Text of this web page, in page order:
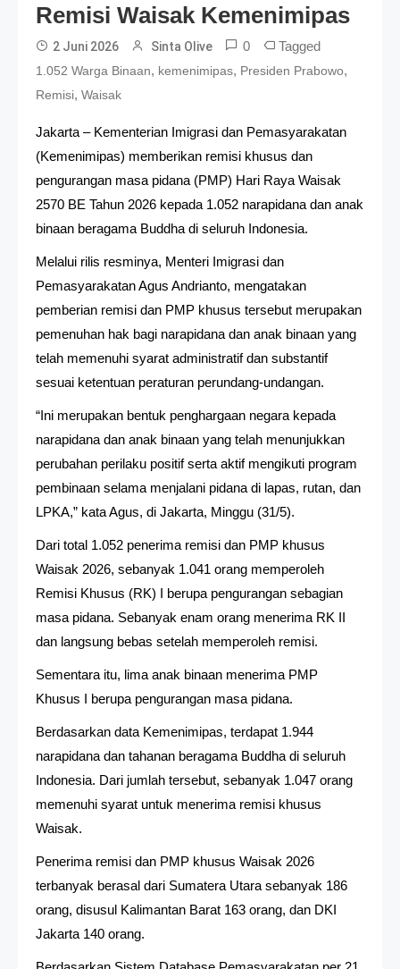
Remisi Waisak Kemenimipas
2 Juni 2026 Sinta Olive 0 Tagged
1.052 Warga Binaan, kemenimipas, Presiden Prabowo,
Remisi, Waisak
Jakarta – Kementerian Imigrasi dan Pemasyarakatan
(Kemenimipas) memberikan remisi khusus dan
pengurangan masa pidana (PMP) Hari Raya Waisak
2570 BE Tahun 2026 kepada 1.052 narapidana dan anak
binaan beragama Buddha di seluruh Indonesia.
Melalui rilis resminya, Menteri Imigrasi dan
Pemasyarakatan Agus Andrianto, mengatakan
pemberian remisi dan PMP khusus tersebut merupakan
pemenuhan hak bagi narapidana dan anak binaan yang
telah memenuhi syarat administratif dan substantif
sesuai ketentuan peraturan perundang-undangan.
“Ini merupakan bentuk penghargaan negara kepada
narapidana dan anak binaan yang telah menunjukkan
perubahan perilaku positif serta aktif mengikuti program
pembinaan selama menjalani pidana di lapas, rutan, dan
LPKA,” kata Agus, di Jakarta, Minggu (31/5).
Dari total 1.052 penerima remisi dan PMP khusus
Waisak 2026, sebanyak 1.041 orang memperoleh
Remisi Khusus (RK) I berupa pengurangan sebagian
masa pidana. Sebanyak enam orang menerima RK II
dan langsung bebas setelah memperoleh remisi.
Sementara itu, lima anak binaan menerima PMP
Khusus I berupa pengurangan masa pidana.
Berdasarkan data Kemenimipas, terdapat 1.944
narapidana dan tahanan beragama Buddha di seluruh
Indonesia. Dari jumlah tersebut, sebanyak 1.047 orang
memenuhi syarat untuk menerima remisi khusus
Waisak.
Penerima remisi dan PMP khusus Waisak 2026
terbanyak berasal dari Sumatera Utara sebanyak 186
orang, disusul Kalimantan Barat 163 orang, dan DKI
Jakarta 140 orang.